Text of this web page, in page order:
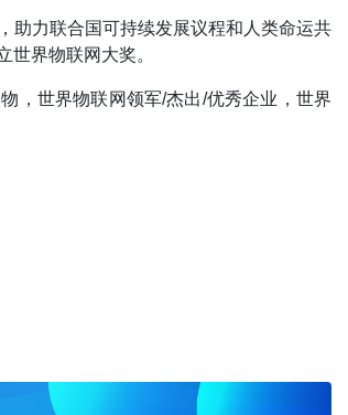
助力联合国可持续发展议程和人类命运共
界物联网大奖。
，世界物联网领军/杰出/优秀企业，世界